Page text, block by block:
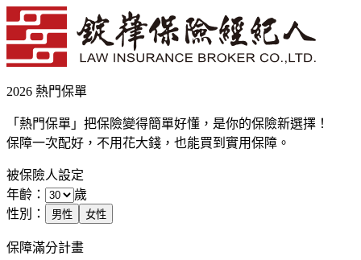
2026 熱門保單
「熱門保單」把保險變得簡單好懂，是你的保險新選擇！
保障一次配好，不用花大錢，也能買到實用保障。
被保險人設定
年齡：
歲
性別：
男性 女性
保障滿分計畫